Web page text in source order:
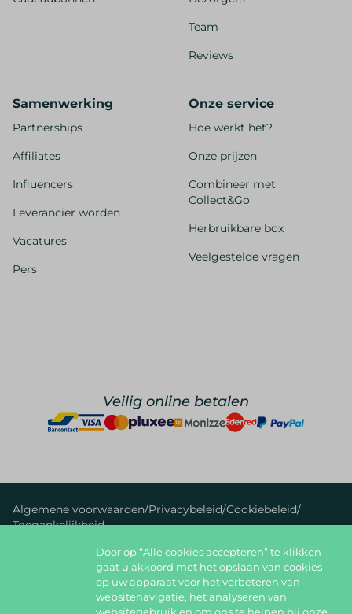
Team
Reviews
Samenwerking
Partnerships
Affiliates
Influencers
Leverancier worden
Vacatures
Pers
Onze service
Hoe werkt het?
Onze prijzen
Combineer met
Collect&Go
Herbruikbare box
Veelgestelde vragen
Veilig online betalen
Algemene voorwaarden/Privacybeleid/Cookiebeleid/
Toegankelijkheid
foodlover@foodbag.be 09 298 05 10
Deel jouw gerechten op
Door op “Alle cookies accepteren” te klikken
gaat u akkoord met het opslaan van cookies
op uw apparaat voor het verbeteren van
websitenavigatie, het analyseren van